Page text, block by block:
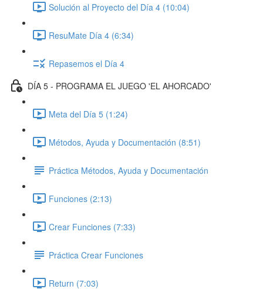
Solución al Proyecto del Día 4 (10:04)
ResuMate Día 4 (6:34)
Repasemos el Día 4
DÍA 5 - PROGRAMA EL JUEGO 'EL AHORCADO'
Meta del Día 5 (1:24)
Métodos, Ayuda y Documentación (8:51)
Práctica Métodos, Ayuda y Documentación
Funciones (2:13)
Crear Funciones (7:33)
Práctica Crear Funciones
Return (7:03)